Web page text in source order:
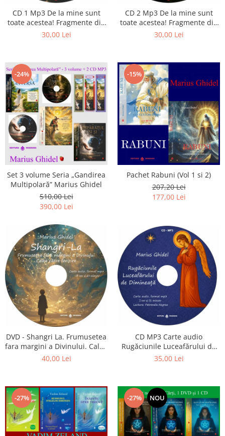
Literatura
Psihologie
Stiinta
CD 1 Mp3 De la mine sunt
toate acestea! Fragmente din
cărțile lui Marius Ghidel
30,00 Lei
CD 2 Mp3 De la mine sunt
toate acestea! Fragmente din
cărțile lui Marius Ghidel
30,00 Lei
-24%
Set 3 volume Seria „Gandirea
Multipolară” Marius Ghidel
510,00 Lei
390,00 Lei
-15%
Pachet Rabuni (Vol 1 si 2)
207,20 Lei
177,00 Lei
DVD - Shangri La. Frumusetea
fara margini a Divinului. Calea
catre fericire
40,00 Lei
CD MP3 Carte audio
Rugăciunile Luceafărului de
dimineață
35,00 Lei
-27% -27% NOU